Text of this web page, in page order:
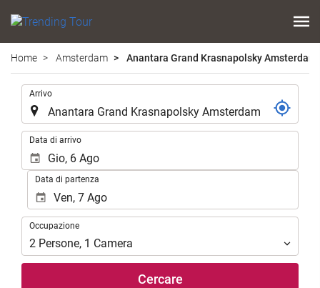
Home Amsterdam Anantara Grand Krasnapolsky Amsterdam
Arrivo
Data di arrivo
Data di partenza
Occupazione
Occupazione
2 Persone, 1 Camera
Cercare